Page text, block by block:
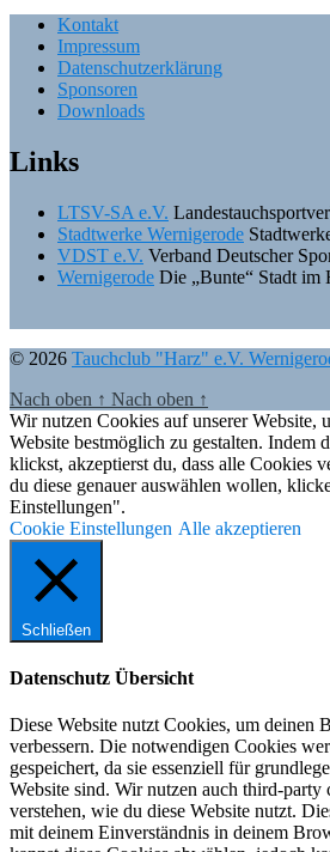
Kontakt
Impressum
Datenschutzerklärung
Sponsoren
Downloads
Links
LTSV-SA e.V.
Stadtwerke Wernigerode
VDST e.V. Verband Deutscher
Wernigerode Die „Bunte“ Stadt im
© 2026 Tauchclub "Harz" e.V.
Nach oben ↑ Nach oben ↑
Wir nutzen Cookies auf unserer Website,
Website bestmöglich zu gestalten. Indem
klickst, akzeptierst du, dass alle Cookies
du diese genauer auswählen wollen,
Einstellungen".
Cookie Einstellungen Alle akzeptieren
Schließen
Datenschutz Übersicht
Diese Website nutzt Cookies, um deinen
verbessern. Die notwendigen Cookies
gespeichert, da sie essenziell für
Website sind. Wir nutzen auch third-party
verstehen, wie du diese Website nutzt.
mit deinem Einverständnis in deinem